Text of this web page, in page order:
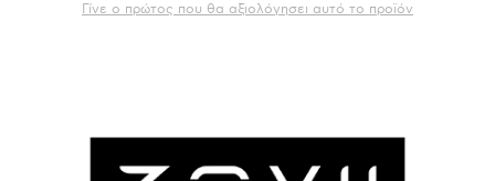
Γίνε ο πρώτος που θα αξιολόγησει αυτό το προϊόν